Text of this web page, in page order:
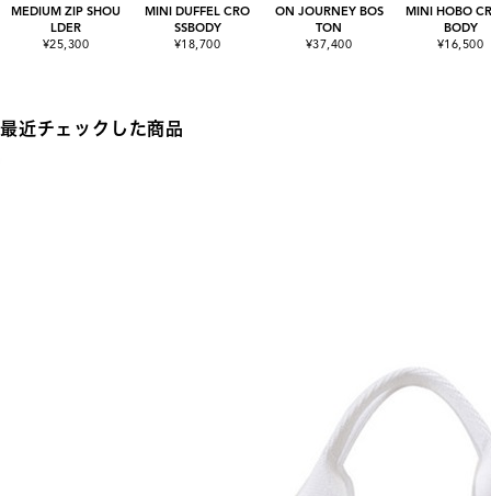
MEDIUM ZIP SHOU
LDER
¥25,300
MINI DUFFEL CRO
SSBODY
¥18,700
ON JOURNEY BOS
TON
¥37,400
MINI HOBO
BODY
¥16,500
最近チェックした商品